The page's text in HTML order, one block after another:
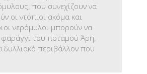
που συνεχίζουν να
οι ντόπιοι ακόμα και
νερόμυλοι μπορούν να
του ποταμού Άρη,
περιβάλλον που